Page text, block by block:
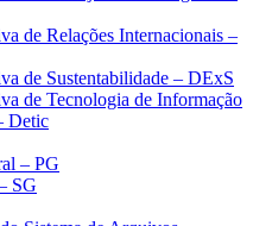
de Relações Internacionais –
de Sustentabilidade – DExS
de Tecnologia de Informação
Detic
– PG
SG